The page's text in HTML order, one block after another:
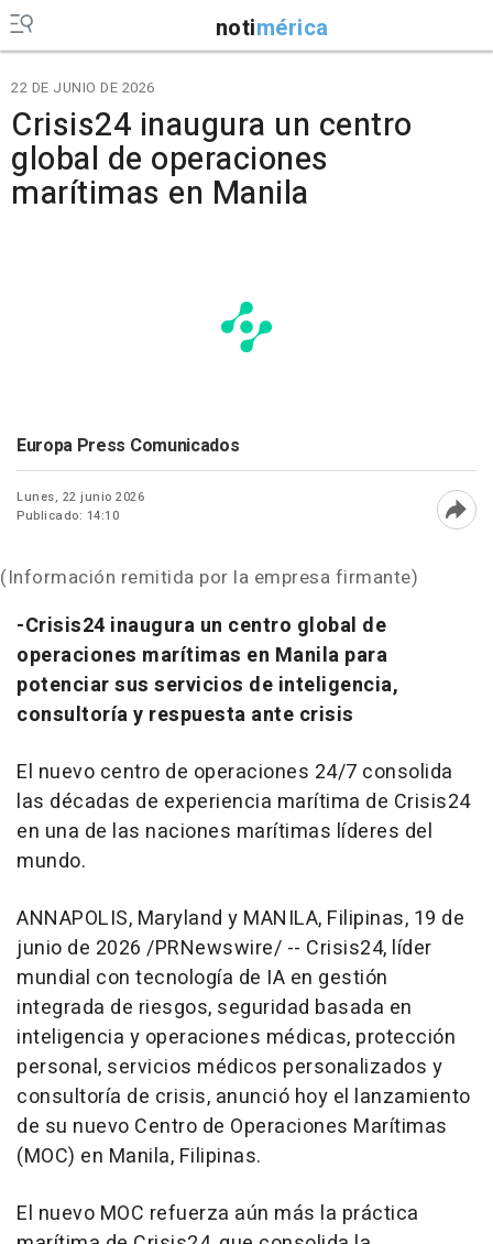
notimérica
22 DE JUNIO DE 2026
Crisis24 inaugura un centro
global de operaciones
marítimas en Manila
Europa Press Comunicados
Lunes, 22 junio 2026
Publicado: 14:10
(Información remitida por la empresa firmante)
-Crisis24 inaugura un centro global de
operaciones marítimas en Manila para
potenciar sus servicios de inteligencia,
consultoría y respuesta ante crisis
El nuevo centro de operaciones 24/7 consolida
las décadas de experiencia marítima de Crisis24
en una de las naciones marítimas líderes del
mundo.
ANNAPOLIS, Maryland y MANILA, Filipinas, 19 de
junio de 2026 /PRNewswire/ -- Crisis24, líder
mundial con tecnología de IA en gestión
integrada de riesgos, seguridad basada en
inteligencia y operaciones médicas, protección
personal, servicios médicos personalizados y
consultoría de crisis, anunció hoy el lanzamiento
de su nuevo Centro de Operaciones Marítimas
(MOC) en Manila, Filipinas.
El nuevo MOC refuerza aún más la práctica